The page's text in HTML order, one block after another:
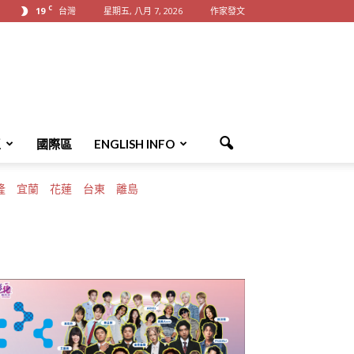
19 C 台灣 星期五, 八月 7, 2026 作家發文
國際區 ENGLISH INFO
宜蘭 花蓮 台東 離島